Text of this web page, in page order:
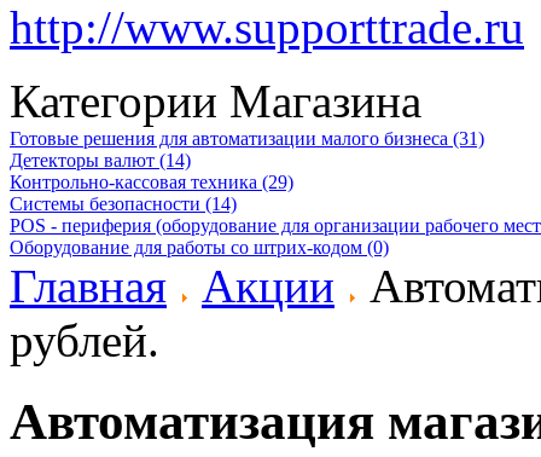
http://www.supporttrade.ru
Категории Магазина
Готовые решения для автоматизации малого бизнеса (31)
Детекторы валют (14)
Контрольно-кассовая техника (29)
Системы безопасности (14)
POS - периферия (оборудование для организации рабочего
Оборудование для работы со штрих-кодом (0)
Главная Акции
рублей.
Автоматизация